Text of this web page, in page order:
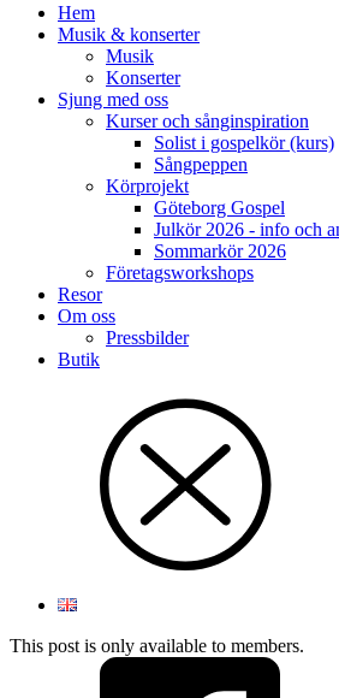
Hem
Musik & konserter
Musik
Konserter
Sjung med oss
Kurser och sånginspiration
Solist i gospelkör (kurs)
Sångpeppen
Körprojekt
Göteborg Gospel
Julkör 2026 - info och
Sommarkör 2026
Företagsworkshops
Resor
Om oss
Pressbilder
Butik
This post is only available to members.